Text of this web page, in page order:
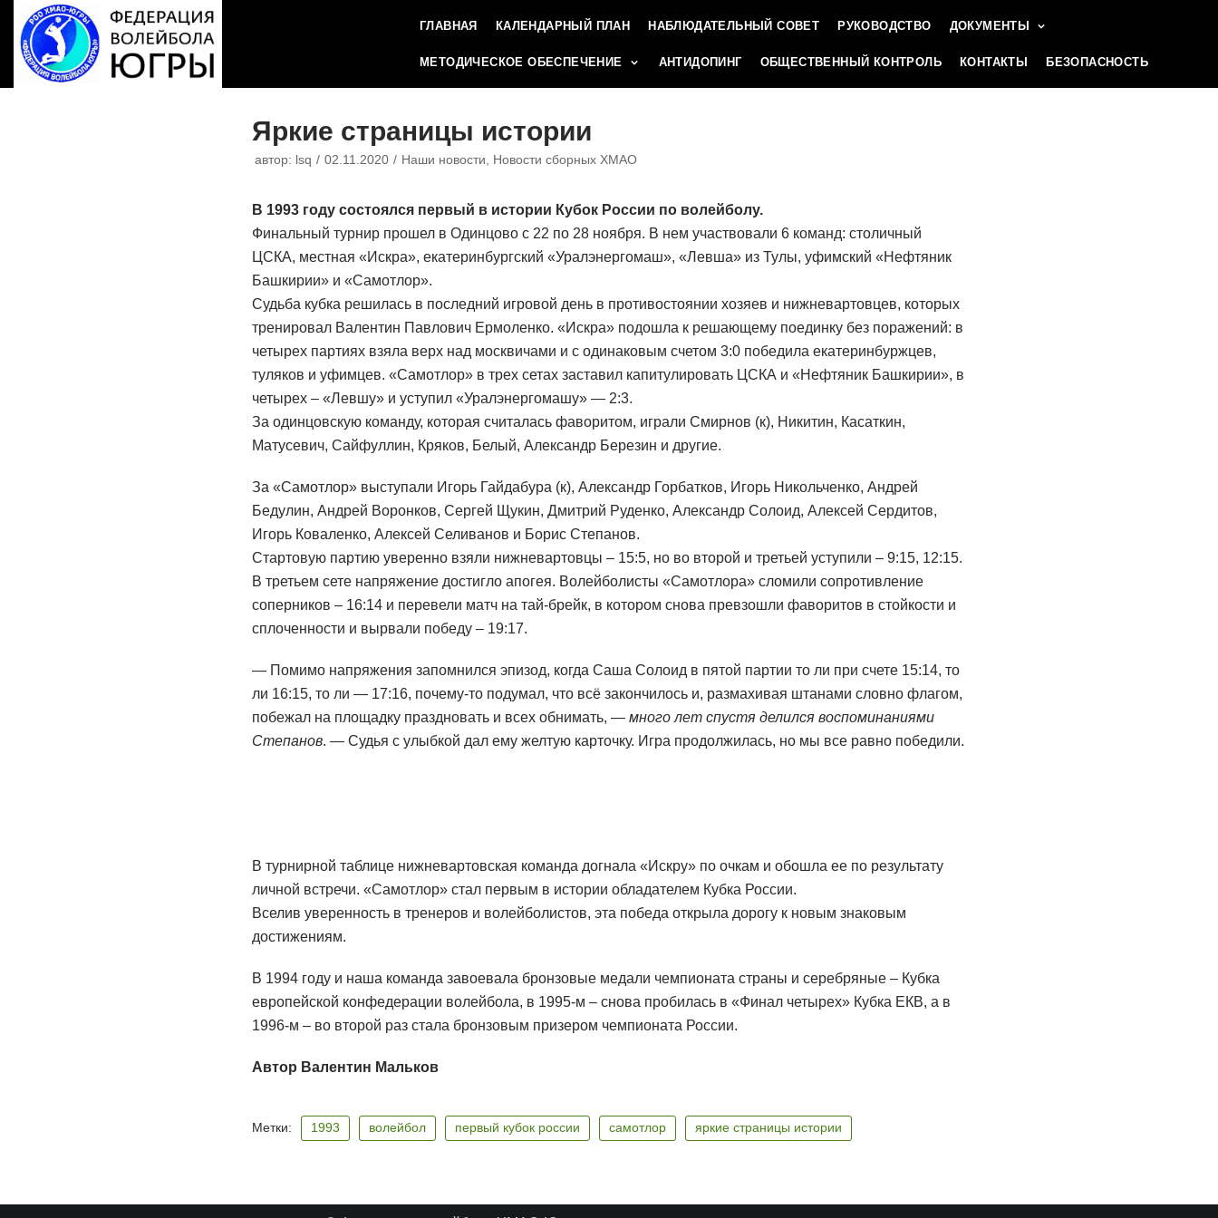
Перейти
к
содержимому
ГЛАВНАЯ КАЛЕНДАРНЫЙ ПЛАН НАБЛЮДАТЕЛЬНЫЙ СОВЕТ РУКОВОДСТВО ДОКУМЕНТЫ
МЕТОДИЧЕСКОЕ ОБЕСПЕЧЕНИЕ АНТИДОПИНГ ОБЩЕСТВЕННЫЙ КОНТРОЛЬ КОНТАКТЫ БЕЗОПАСНОСТЬ
Яркие страницы истории
автор: lsq 02.11.2020 Наши новости, Новости сборных ХМАО
В 1993 году состоялся первый в истории Кубок России по волейболу.
Финальный турнир прошел в Одинцово с 22 по 28 ноября. В нем участвовали 6 команд: столичный
ЦСКА, местная «Искра», екатеринбургский «Уралэнергомаш», «Левша» из Тулы, уфимский «Нефтяник
Башкирии» и «Самотлор».
Судьба кубка решилась в последний игровой день в противостоянии хозяев и нижневартовцев, которых
тренировал Валентин Павлович Ермоленко. «Искра» подошла к решающему поединку без поражений: в
четырех партиях взяла верх над москвичами и с одинаковым счетом 3:0 победила екатеринбуржцев,
туляков и уфимцев. «Самотлор» в трех сетах заставил капитулировать ЦСКА и «Нефтяник Башкирии», в
четырех – «Левшу» и уступил «Уралэнергомашу» — 2:3.
За одинцовскую команду, которая считалась фаворитом, играли Смирнов (к), Никитин, Касаткин,
Матусевич, Сайфуллин, Кряков, Белый, Александр Березин и другие.
За «Самотлор» выступали Игорь Гайдабура (к), Александр Горбатков, Игорь Никольченко, Андрей
Бедулин, Андрей Воронков, Сергей Щукин, Дмитрий Руденко, Александр Солоид, Алексей Сердитов,
Игорь Коваленко, Алексей Селиванов и Борис Степанов.
Стартовую партию уверенно взяли нижневартовцы – 15:5, но во второй и третьей уступили – 9:15, 12:15.
В третьем сете напряжение достигло апогея. Волейболисты «Самотлора» сломили сопротивление
соперников – 16:14 и перевели матч на тай-брейк, в котором снова превзошли фаворитов в стойкости и
сплоченности и вырвали победу – 19:17.
— Помимо напряжения запомнился эпизод, когда Саша Солоид в пятой партии то ли при счете 15:14, то
ли 16:15, то ли — 17:16, почему-то подумал, что всё закончилось и, размахивая штанами словно флагом,
побежал на площадку праздновать и всех обнимать, — много лет спустя делился воспоминаниями
Степанов. — Судья с улыбкой дал ему желтую карточку. Игра продолжилась, но мы все равно победили.
В турнирной таблице нижневартовская команда догнала «Искру» по очкам и обошла ее по результату
личной встречи. «Самотлор» стал первым в истории обладателем Кубка России.
Вселив уверенность в тренеров и волейболистов, эта победа открыла дорогу к новым знаковым
достижениям.
В 1994 году и наша команда завоевала бронзовые медали чемпионата страны и серебряные – Кубка
европейской конфедерации волейбола, в 1995-м – снова пробилась в «Финал четырех» Кубка ЕКВ, а в
1996-м – во второй раз стала бронзовым призером чемпионата России.
Автор Валентин Мальков
Метки: 1993 волейбол первый кубок россии самотлор яркие страницы истории